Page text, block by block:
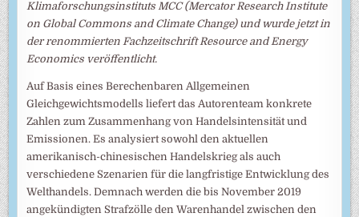
Klimaforschungsinstituts MCC (Mercator Research Institute
on Global Commons and Climate Change) und wurde jetzt in
der renommierten Fachzeitschrift Resource and Energy
Economics veröffentlicht.
Auf Basis eines Berechenbaren Allgemeinen
Gleichgewichtsmodells liefert das Autorenteam konkrete
Zahlen zum Zusammenhang von Handelsintensität und
Emissionen. Es analysiert sowohl den aktuellen
amerikanisch-chinesischen Handelskrieg als auch
verschiedene Szenarien für die langfristige Entwicklung des
Welthandels. Demnach werden die bis November 2019
angekündigten Strafzölle den Warenhandel zwischen den